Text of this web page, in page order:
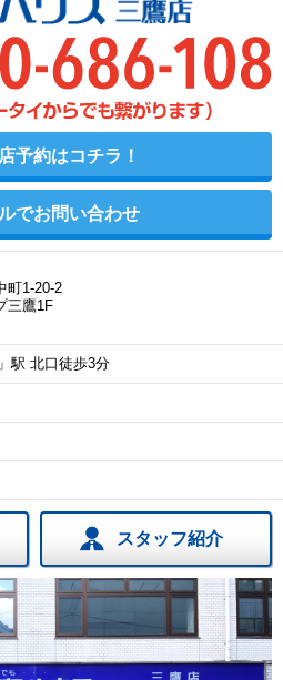
予約はコチラ！
でお問い合わせ
町1-20-2
三鷹1F
駅 北口徒歩3分
スタッフ紹介